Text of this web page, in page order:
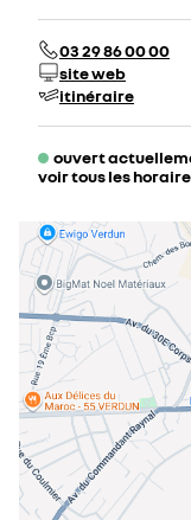
03 29 86 00 00
site web
itinéraire
ouvert
voir tous les
mardi
mercredi
jeudi
vendredi
samedi
dimanche